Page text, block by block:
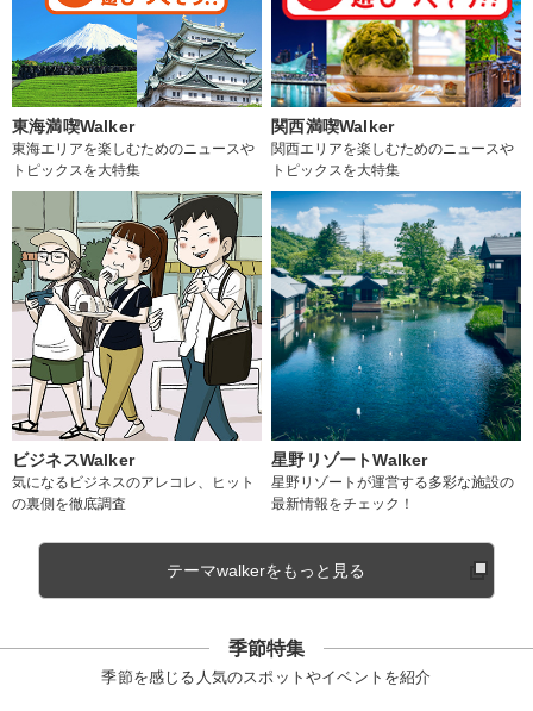
東海満喫Walker
東海エリアを楽しむためのニュースや
トピックスを大特集
関西満喫Walker
関西エリアを楽しむためのニュースや
トピックスを大特集
ビジネスWalker
気になるビジネスのアレコレ、ヒット
の裏側を徹底調査
星野リゾートWalker
星野リゾートが運営する多彩な施設の
最新情報をチェック！
テーマwalkerをもっと見る
季節特集
季節を感じる人気のスポットやイベントを紹介